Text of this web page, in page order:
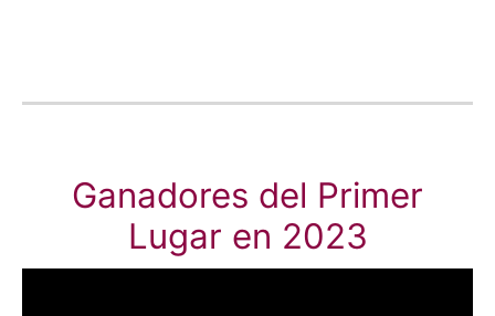
Ganadores del Primer
Lugar en 2023